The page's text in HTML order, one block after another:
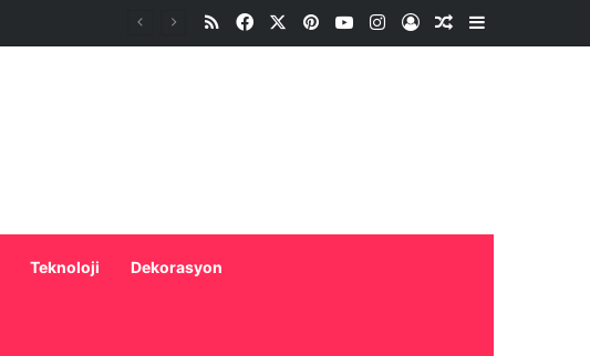
RSSFacebookPinterestYouTubeInstagramOturum aç
Rastgele Makale
Kenar
Teknoloji Dekorasyon